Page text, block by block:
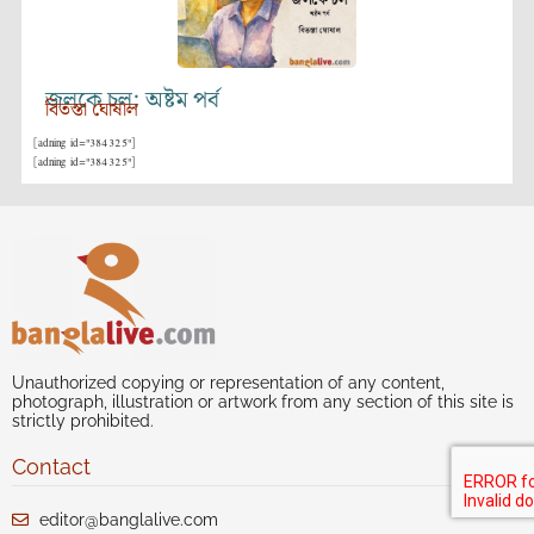
জলকে চল: অষ্টম পর্ব
বিতস্তা ঘোষাল
[adning id="384325"]
[adning id="384325"]
Unauthorized copying or representation of any content,
photograph, illustration or artwork from any section of this site is
strictly prohibited.
Contact
editor@banglalive.com